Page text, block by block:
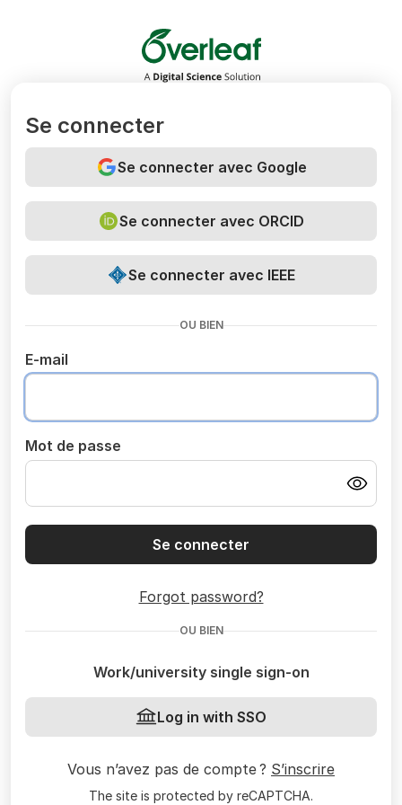
Overleaf
Se connecter
Se connecter avec Google
Se connecter avec ORCID
Se connecter avec IEEE
OU BIEN
E-mail
Mot de passe
Se connecter
Forgot password?
OU BIEN
Work/university single sign-on
Log in with SSO
Vous n’avez pas de compte ? S’inscrire
The site is protected by reCAPTCHA.